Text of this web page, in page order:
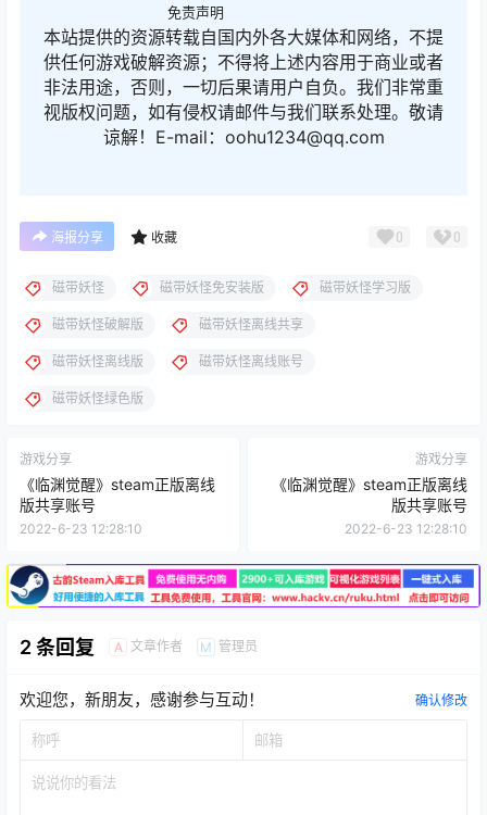
免责声明
本站提供的资源转载自国内外各大媒体和网络，不提
供任何游戏破解资源；不得将上述内容用于商业或者
非法用途，否则，一切后果请用户自负。我们非常重
视版权问题，如有侵权请邮件与我们联系处理。敬请
谅解！E-mail：oohu1234@qq.com
海报分享 收藏 0 0
磁带妖怪 磁带妖怪免安装版 磁带妖怪学习版
磁带妖怪破解版 磁带妖怪离线共享
磁带妖怪离线版 磁带妖怪离线账号
磁带妖怪绿色版
游戏分享
《临渊觉醒》steam正版离线
版共享账号
2022-6-23 12:28:10
游戏分享
《临渊觉醒》steam正版离线
版共享账号
2022-6-23 12:28:10
2 条回复 A 文章作者 M 管理员
欢迎您，新朋友，感谢参与互动！ 确认修改